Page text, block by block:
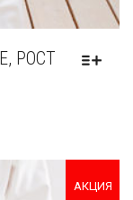
РОСТ
АКЦИЯ